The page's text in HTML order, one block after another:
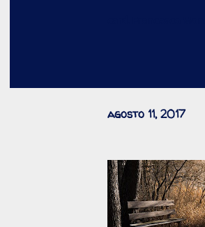
agosto 11, 2017